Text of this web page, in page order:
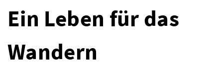
Ein Leben für das
Wandern